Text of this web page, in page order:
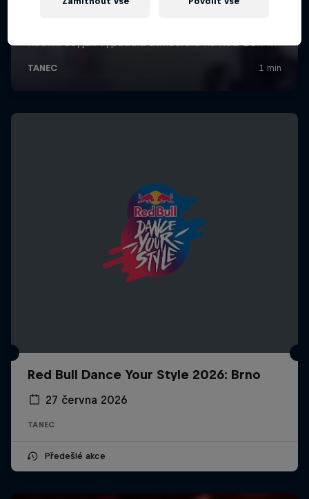
Red Bull Dance Your Style 2026: Brno
27 června 2026
TANEC
Předešlé akce